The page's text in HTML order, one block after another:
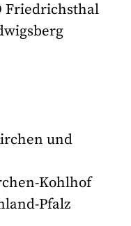
Friedrichsthal
und
Kohlhof
Pfalz